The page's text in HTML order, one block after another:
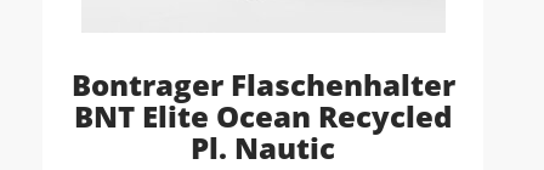
Bontrager Flaschenhalter
BNT Elite Ocean Recycled
Pl. Nautic